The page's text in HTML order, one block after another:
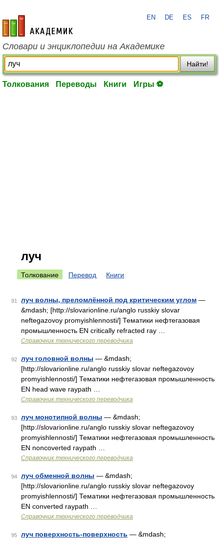
academic.ru
EN DE ES FR
Словари и энциклопедии на Академике
Найти!
Толкования Переводы Книги Игры ⚽
луч
Толкование Перевод Книги
91 луч волны, преломлённой под критическим углом —
&mdash; [http://slovarionline.ru/anglo russkiy slovar
neftegazovoy promyishlennosti/] Тематики нефтегазовая
промышленность EN critically refracted ray …
Справочник технического переводчика
92 луч головной волны — &mdash;
[http://slovarionline.ru/anglo russkiy slovar neftegazovoy
promyishlennosti/] Тематики нефтегазовая промышленность
EN head wave raypath …
Справочник технического переводчика
93 луч монотипной волны — &mdash;
[http://slovarionline.ru/anglo russkiy slovar neftegazovoy
promyishlennosti/] Тематики нефтегазовая промышленность
EN noncoverted raypath …
Справочник технического переводчика
94 луч обменной волны — &mdash;
[http://slovarionline.ru/anglo russkiy slovar neftegazovoy
promyishlennosti/] Тематики нефтегазовая промышленность
EN converted raypath …
Справочник технического переводчика
95 луч поверхность-поверхность — &mdash;